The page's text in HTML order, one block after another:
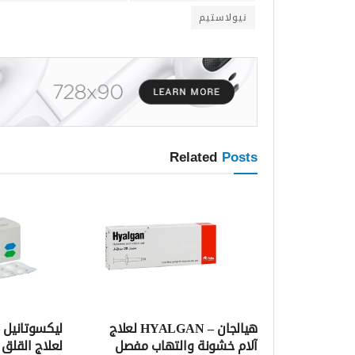
نيولاستيم
Related Posts
هيالجان – HYALGAN لعلاج
آلام خشونة والتهاب مفصل لعلاج